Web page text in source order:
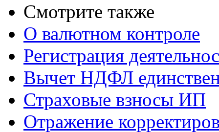
Смотрите также
О валютном контроле
Регистрация
Вычет НДФЛ
Страховые взносы ИП
Отражение